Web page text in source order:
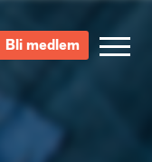
Bli medlem